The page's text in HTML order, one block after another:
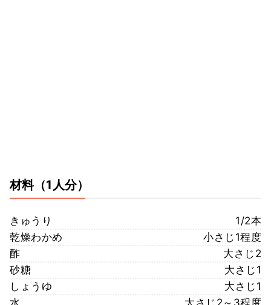
材料（1人分）
きゅうり
1/2本
乾燥わかめ
小さじ1程度
酢
大さじ2
砂糖
大さじ1
しょうゆ
大さじ1
水
大さじ2～3程度